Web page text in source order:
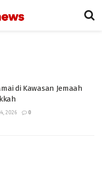
di Kawasan Jemaah
2026 0